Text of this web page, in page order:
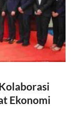
Ekonomi